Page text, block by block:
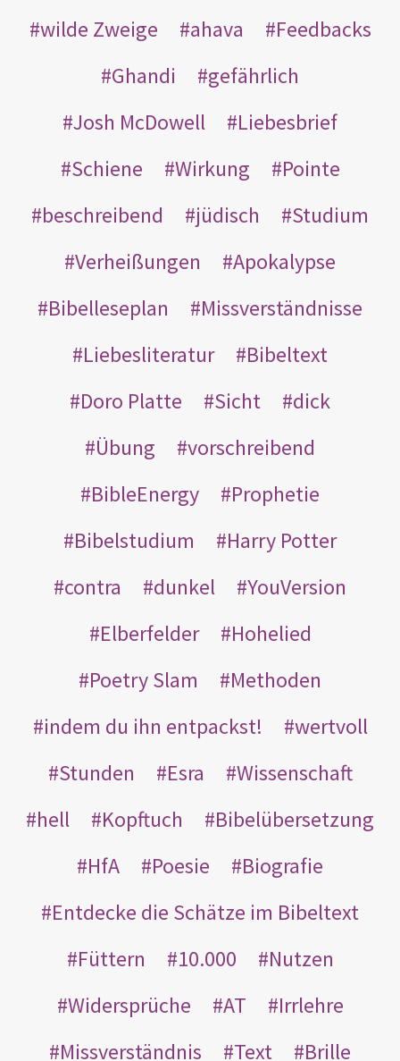
wilde Zweige ahava
Feedbacks
Ghandi
gefährlich
Josh McDowell
Liebesbrief
Schiene
Wirkung
Pointe
beschreibend
jüdisch
Studium
Verheißungen
Apokalypse
Bibelleseplan
Missverständnisse
Liebesliteratur
Bibeltext
Doro Platte
Sicht
dick
Übung
vorschreibend
BibleEnergy
Prophetie
Bibelstudium
Harry Potter
contra
dunkel
YouVersion
Elberfelder
Hohelied
Poetry Slam
Methoden
indem du ihn entpackst!
wertvoll
Stunden
Esra
Wissenschaft
hell
Kopftuch
Bibelübersetzung
HfA
Poesie
Biografie
Entdecke die Schätze im Bibeltext
Füttern
10.000
Nutzen
Widersprüche
AT
Irrlehre
Missverständnis
Text
Brille